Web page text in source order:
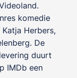
komedie
Katja Herbers,
. De
duurt
IMDb een